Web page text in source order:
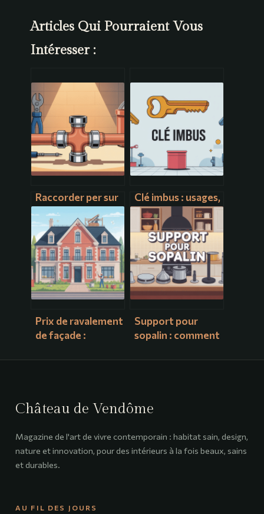
Articles Qui Pourraient Vous
Intéresser :
Raccorder per sur
cuivre : méthodes
fiables et erreurs à
éviter
Clé imbus : usages,
tailles et conseils
pour bien la choisir
Prix de ravalement
de façade :
maîtriser votre
Support pour
sopalin : comment
pratique et
Château de Vendôme
Magazine de l'art de vivre contemporain : habitat sain, design,
nature et innovation, pour des intérieurs à la fois beaux, sains
et durables.
AU FIL DES JOURS